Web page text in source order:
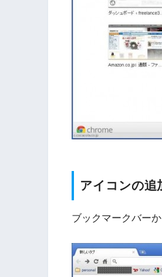
アイコンの追
ブックマークバー